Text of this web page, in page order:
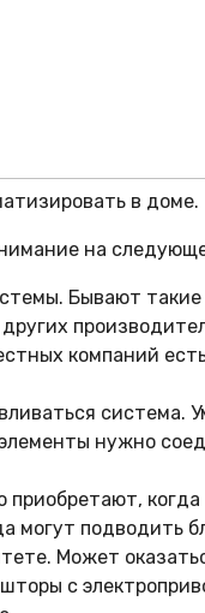
в
на
Бывают
компаний
нужно
могут подводить
Может
с